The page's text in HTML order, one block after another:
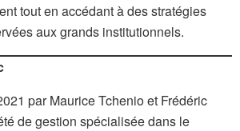
tout en accédant à des stratégies
aux grands institutionnels.
par Maurice Tchenio et Frédéric
de gestion spécialisée dans le